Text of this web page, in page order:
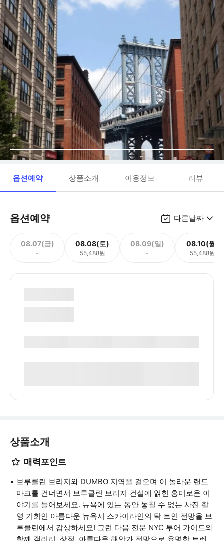
옵션예약 상품소개 이용정보 리뷰
옵션예약 다른날짜
08.07(금)
-
08.08(토)
55,488원
08.09(일)
-
08.10(월)
55,488원
상품소개
매력포인트
브루클린 브리지와 DUMBO 지역을 걸으며 이 놀라운 랜드
마크를 건너면서 브루클린 브리지 건설에 얽힌 흥미로운 이
야기를 들어보세요. 뉴욕에 있는 동안 놓칠 수 없는 사진 촬
영 기회인 아름다운 뉴욕시 스카이라인의 탁 트인 전망을 브
루클린에서 감상하세요! 그런 다음 전문 NYC 투어 가이드와